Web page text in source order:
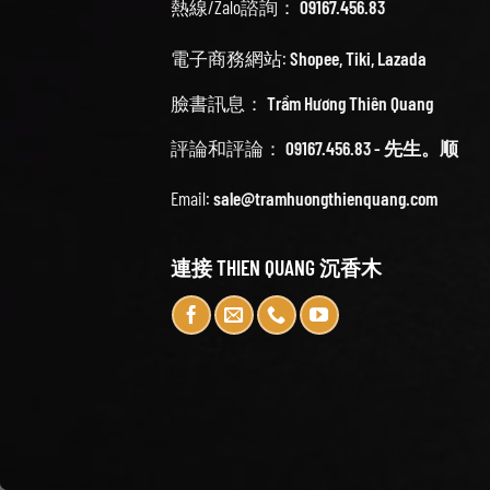
熱線/Zalo諮詢： 09167.456.83
電子商務網站: Shopee,Tiki, Lazada
臉書訊息： Trầm Hương Thiên Quang
評論和評論： 09167.456.83 - 先生。顺
Email: sale@tramhuongthienquang.com
連接 THIEN QUANG 沉香木